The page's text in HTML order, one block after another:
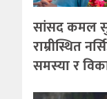
सांसद कमल
राम्रीस्थित
समस्या र